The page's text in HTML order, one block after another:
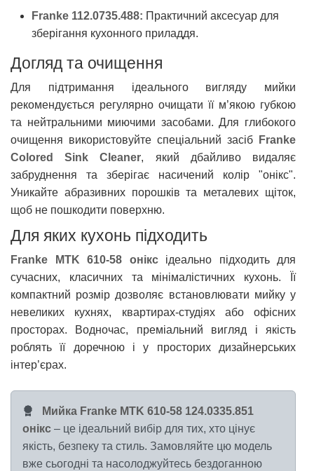
Franke 112.0735.488: Практичний аксесуар для
зберігання кухонного приладдя.
Догляд та очищення
Для підтримання ідеального вигляду мийки
рекомендується регулярно очищати її м’якою губкою
та нейтральними миючими засобами. Для глибокого
очищення використовуйте спеціальний засіб
Franke
Colored Sink Cleaner, який дбайливо видаляє
забруднення та зберігає насичений колір "онікс".
Уникайте абразивних порошків та металевих щіток,
щоб не пошкодити поверхню.
Для яких кухонь підходить
Franke MTK 610-58 оніксідеально підходить для
сучасних, класичних та мінімалістичних кухонь. Її
компактний розмір дозволяє встановлювати мийку у
невеликих кухнях, квартирах-студіях або офісних
просторах. Водночас, преміальний вигляд і якість
роблять її доречною і у просторих дизайнерських
інтер’єрах.
Мийка Franke MTK 610-58 124.0335.851
онікс – це ідеальний вибір для тих, хто цінує
якість, безпеку та стиль. Замовляйте цю модель
вже сьогодні та насолоджуйтесь бездоганною